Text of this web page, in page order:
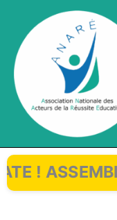
contenu
!